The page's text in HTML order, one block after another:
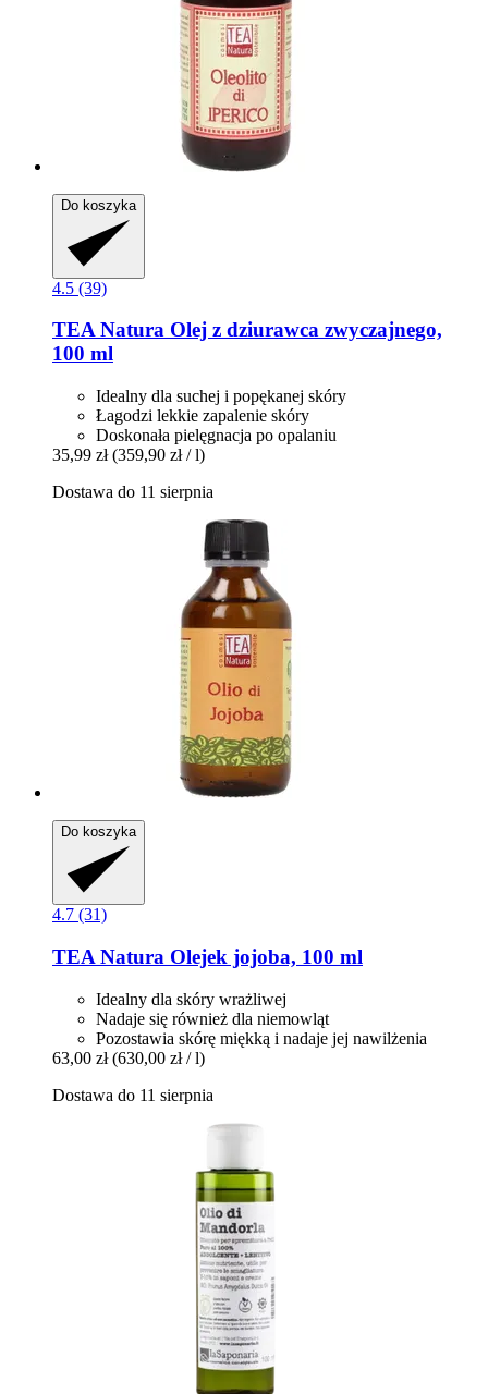
Do koszyka
4.5 (39)
TEA Natura Olej z dziurawca zwyczajnego,
100 ml
Idealny dla suchej i popękanej skóry
Łagodzi lekkie zapalenie skóry
Doskonała pielęgnacja po opalaniu
35,99 zł (359,90 zł / l)
Dostawa do 11 sierpnia
Do koszyka
4.7 (31)
TEA Natura Olejek jojoba, 100 ml
Idealny dla skóry wrażliwej
Nadaje się również dla niemowląt
Pozostawia skórę miękką i nadaje jej nawilżenia
63,00 zł (630,00 zł / l)
Dostawa do 11 sierpnia